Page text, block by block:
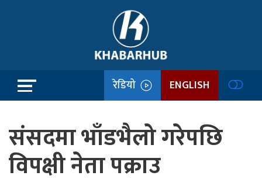
रेडियो ENGLISH
संसदमा भाँडभैलो गरेपछि
विपक्षी नेता पक्राउ